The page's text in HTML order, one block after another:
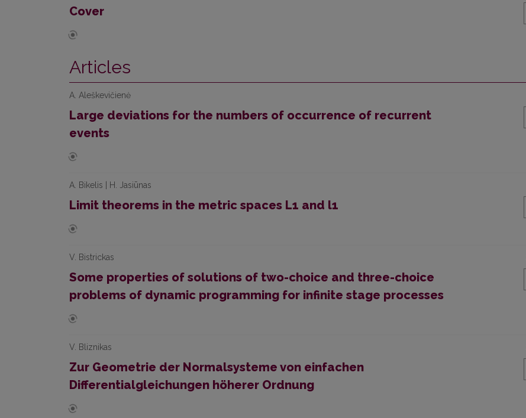
Cover
Articles
A. Aleškevičienė
Large deviations for the numbers of occurrence of recurrent
events
A. Bikelis | H. Jasiūnas
Limit theorems in the metric spaces L1 and l1
V. Bistrickas
Some properties of solutions of two-choice and three-choice
problems of dynamic programming for infinite stage processes
V. Bliznikas
Zur Geometrie der Normalsysteme von einfachen
Differentialgleichungen höherer Ordnung